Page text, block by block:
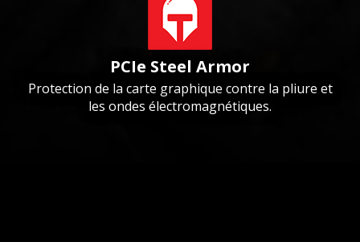
PCIe Steel Armor
Protection de la carte graphique contre la pliure et
les ondes électromagnétiques.